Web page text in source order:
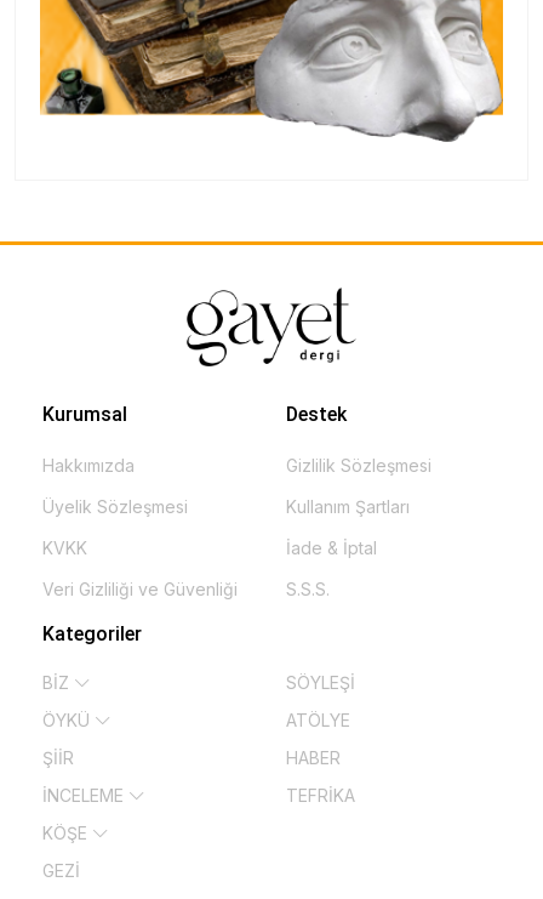
Kurumsal
Hakkımızda
Üyelik Sözleşmesi
KVKK
Veri Gizliliği ve Güvenliği
Destek
Gizlilik Sözleşmesi
Kullanım Şartları
İade & İptal
S.S.S.
Kategoriler
BİZ
ÖYKÜ
ŞİİR
İNCELEME
KÖŞE
GEZİ
SÖYLEŞİ
ATÖLYE
HABER
TEFRİKA